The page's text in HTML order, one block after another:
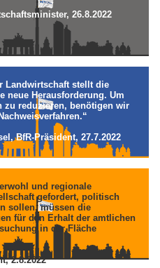
26.8.2022
Landwirtschaft stellt die
neue Herausforderung. Um
zu reduzieren, benötigen wir
BfR-Präsident, 27.7.2022
und regionale
gefordert, politisch
sollen, müssen die
für den Erhalt der amtlichen
in der Fläche
2.8.2022